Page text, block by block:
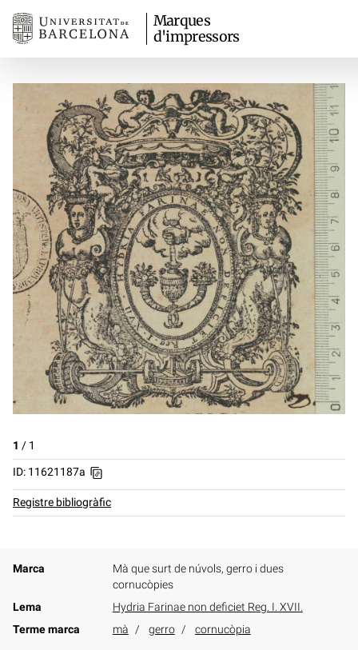
Marques
d'impressors
1 / 1
ID: 11621187a
Registre bibliogràfic
Marca
Mà que surt de núvols, gerro i dues
cornucòpies
Lema
Hydria Farinae non deficiet Reg. I. XVII.
Terme marca
mà gerro cornucòpia